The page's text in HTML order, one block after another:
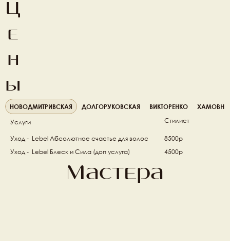
Ц
е
н
ы
НОВОДМИТРИВСКАЯ ДОЛГОРУКОВСКАЯ ВИКТОРЕНКО
Услуги Стилист
Уход -  Lebel Абсолютное счастье для волос
8500р
Уход -  Lebel Блеск и Сила (доп услуга)
4500р
Мастера